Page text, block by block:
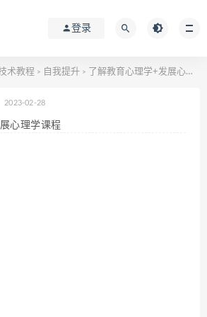
登录
术教程 > 自我提升 > 了解教育心理学+发展心理学课程
2023-02-28
心理学课程